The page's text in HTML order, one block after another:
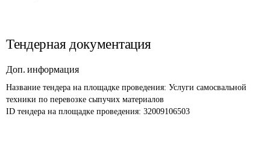
Тендерная документация
Доп. информация
Название тендера на площадке проведения: Услуги самосвальной
техники по перевозке сыпучих материалов
ID тендера на площадке проведения: 32009106503